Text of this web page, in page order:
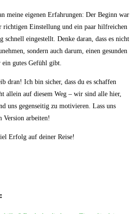
meine eigenen Erfahrungen: Der Beginn war
Einstellung und ein paar hilfreichen‍
schnell eingestellt. Denke daran, dass es nicht
sondern auch darum, einen gesunden
gutes Gefühl gibt.
dran! Ich bin sicher, dass du es⁣ schaffen⁤
allein‌ auf diesem Weg – wir sind ⁤alle hier,
uns gegenseitig zu motivieren. Lass uns
Version arbeiten!
Erfolg auf deiner Reise!